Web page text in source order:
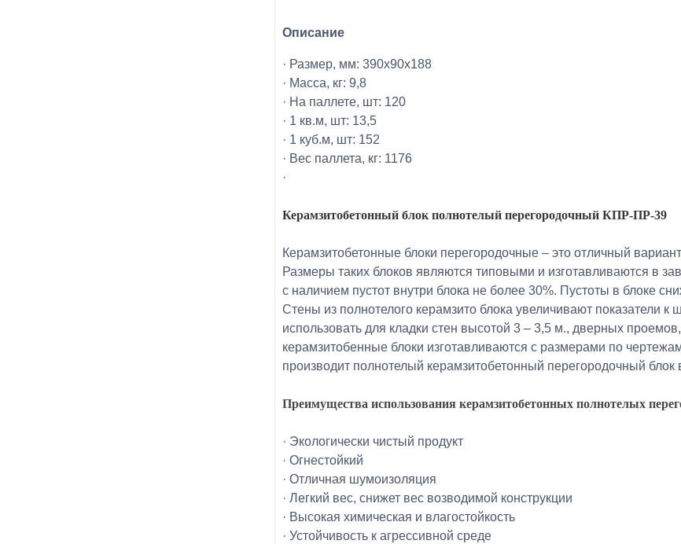
Описание
· Размер, мм: 390х90х188
· Масса, кг: 9,8
· На паллете, шт: 120
· 1 кв.м, шт: 13,5
· 1 куб.м, шт: 152
· Вес паллета, кг: 1176
·
Керамзитобетонный блок полнотелый перегородочный КПР-ПР-39
Керамзитобетонные блоки перегородочные – это отличный
Размеры таких блоков являются типовыми и изготавливаются в
с наличием пустот внутри блока не более 30%. Пустоты в блоке
Стены из полнотелого керамзито блока увеличивают показатели
использовать для кладки стен высотой 3 – 3,5 м., дверных
керамзитобенные блоки изготавливаются с размерами по
производит полнотелый керамзитобетонный перегородочный
Преимущества использования керамзитобетонных полнотелых
· Экологически чистый продукт
· Огнестойкий
· Отличная шумоизоляция
· Легкий вес, снижет вес возводимой конструкции
· Высокая химическая и влагостойкость
· Устойчивость к агрессивной среде